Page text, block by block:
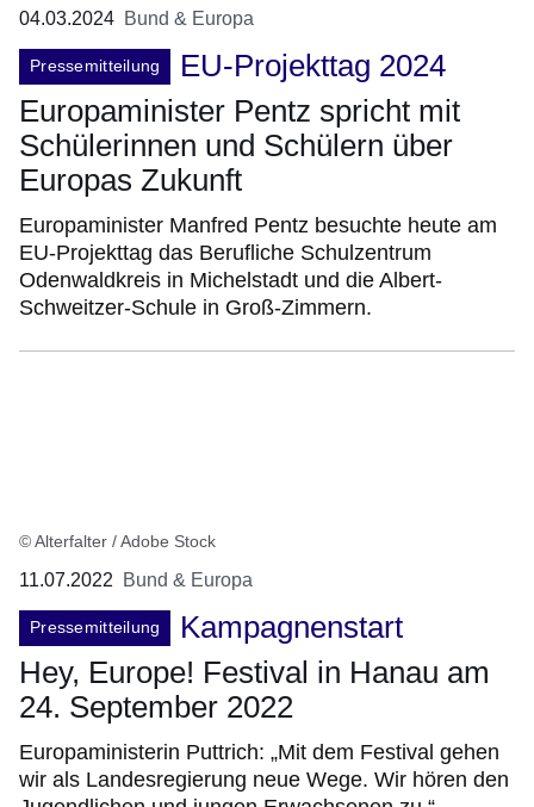
04.03.2024 Bund & Europa
Pressemitteilung
EU-Projekttag 2024
Europaminister Pentz spricht mit
Schülerinnen und Schülern über
Europas Zukunft
Europaminister Manfred Pentz besuchte heute am
EU-Projekttag das Berufliche Schulzentrum
Odenwaldkreis in Michelstadt und die Albert-
Schweitzer-Schule in Groß-Zimmern.
© Alterfalter / Adobe Stock
11.07.2022 Bund & Europa
Pressemitteilung
Kampagnenstart
Hey, Europe! Festival in Hanau am
24. September 2022
Europaministerin Puttrich: „Mit dem Festival gehen
wir als Landesregierung neue Wege. Wir hören den